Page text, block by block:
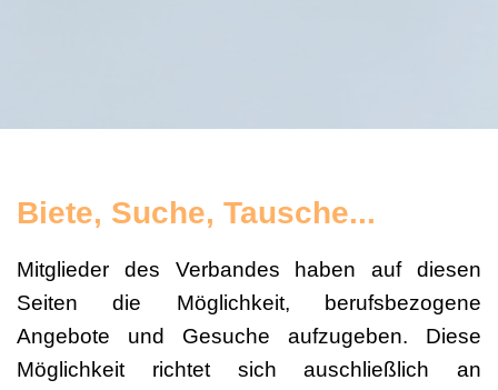
Biete, Suche, Tausche...
Mitglieder des Verbandes haben auf diesen
Seiten die Möglichkeit, berufsbezogene
Angebote und Gesuche aufzugeben. Diese
Möglichkeit richtet sich auschließlich an